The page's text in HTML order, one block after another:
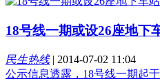
18号线一期或设26座地下
民生热线| 2014-07-02 11:04
公示信息透露，18号线一期起